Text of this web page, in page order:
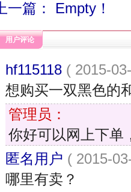
上一篇： Empty！
用户评论
hf115118 ( 2015-
想购买一双黑色的
管理员：
你好可以网上下单
匿名用户 ( 2015-
哪里有卖？